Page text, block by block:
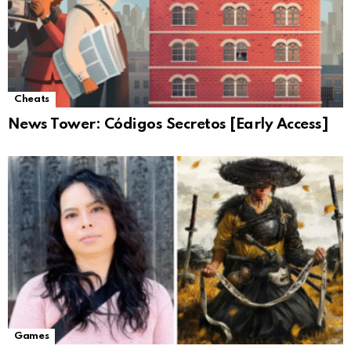
Cheats
News Tower: Códigos Secretos [Early Access]
Games